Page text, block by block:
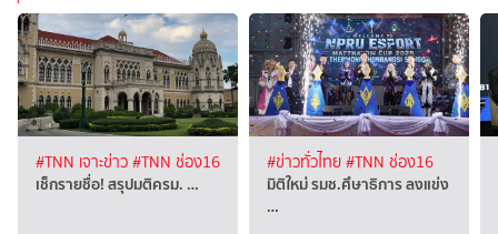
#TNN เจาะข่าว#TNN ช่อง16
เช็กรายชื่อ! สรุปมติครม. …
#ข่าวทั่วไทย#TNN ช่อง16
มิติใหม่ รมช.ศึษาธิการ ลงแข่ง
…